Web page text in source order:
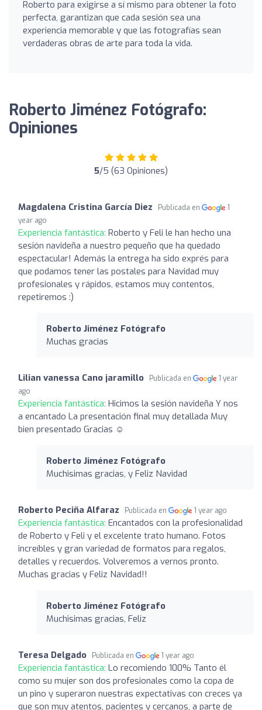
Roberto para exigirse a sí mismo para obtener la foto
perfecta, garantizan que cada sesión sea una
experiencia memorable y que las fotografías sean
verdaderas obras de arte para toda la vida.
Roberto Jiménez Fotógrafo:
Opiniones
5/5 (63 Opiniones)
Magdalena Cristina García Diez Publicada en
1
year ago
Experiencia fantástica: Roberto y Feli le han hecho una
sesión navideña a nuestro pequeño que ha quedado
espectacular! Además la entrega ha sido exprés para
que podamos tener las postales para Navidad muy
profesionales y rápidos, estamos muy contentos,
repetiremos :)
Roberto Jiménez Fotógrafo
Muchas gracias
Lilian vanessa Cano jaramillo Publicada en
1 year
ago
Experiencia fantástica: Hicimos la sesión navideña Y nos
a encantado La presentación final muy detallada Muy
bien presentado Gracias ☺️
Roberto Jiménez Fotógrafo
Muchisimas gracias, y Feliz Navidad
Roberto Peciña Alfaraz Publicada en 1 year ago
Experiencia fantástica: Encantados con la profesionalidad
de Roberto y Feli y el excelente trato humano. Fotos
increíbles y gran variedad de formatos para regalos,
detalles y recuerdos. Volveremos a vernos pronto.
Muchas gracias y Feliz Navidad!!
Roberto Jiménez Fotógrafo
Muchisimas gracias, Feliz
Teresa Delgado Publicada en 1 year ago
Experiencia fantástica: Lo recomiendo 100% Tanto él
como su mujer son dos profesionales como la copa de
un pino y superaron nuestras expectativas con creces ya
que son muy atentos, pacientes y cercanos, a parte de